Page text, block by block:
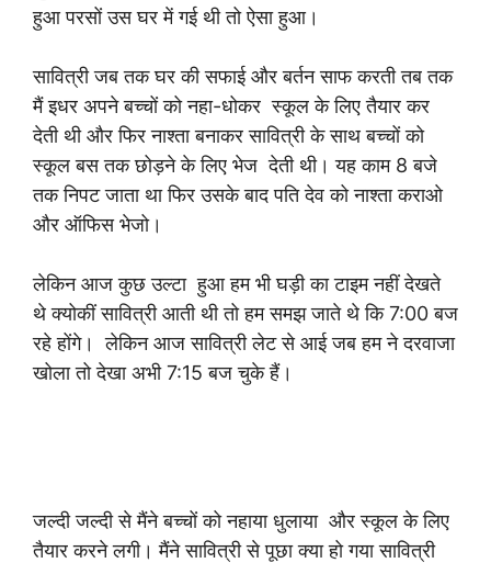
हुआ परसों उस घर में गई थी तो ऐसा हुआ।
सावित्री जब तक घर की सफाई और बर्तन साफ करती तब तक
मैं इधर अपने बच्चों को नहा-धोकर स्कूल के लिए तैयार कर
देती थी और फिर नाश्ता बनाकर सावित्री के साथ बच्चों को
स्कूल बस तक छोड़ने के लिए भेज देती थी। यह काम 8 बजे
तक निपट जाता था फिर उसके बाद पति देव को नाश्ता कराओ
और ऑफिस भेजो।
लेकिन आज कुछ उल्टा हुआ हम भी घड़ी का टाइम नहीं देखते
थे क्योकीं सावित्री आती थी तो हम समझ जाते थे कि 7:00 बज
रहे होंगे। लेकिन आज सावित्री लेट से आई जब हम ने दरवाजा
खोला तो देखा अभी 7:15 बज चुके हैं।
जल्दी जल्दी से मैंने बच्चों को नहाया धुलाया और स्कूल के लिए
तैयार करने लगी। मैंने सावित्री से पूछा क्या हो गया सावित्री